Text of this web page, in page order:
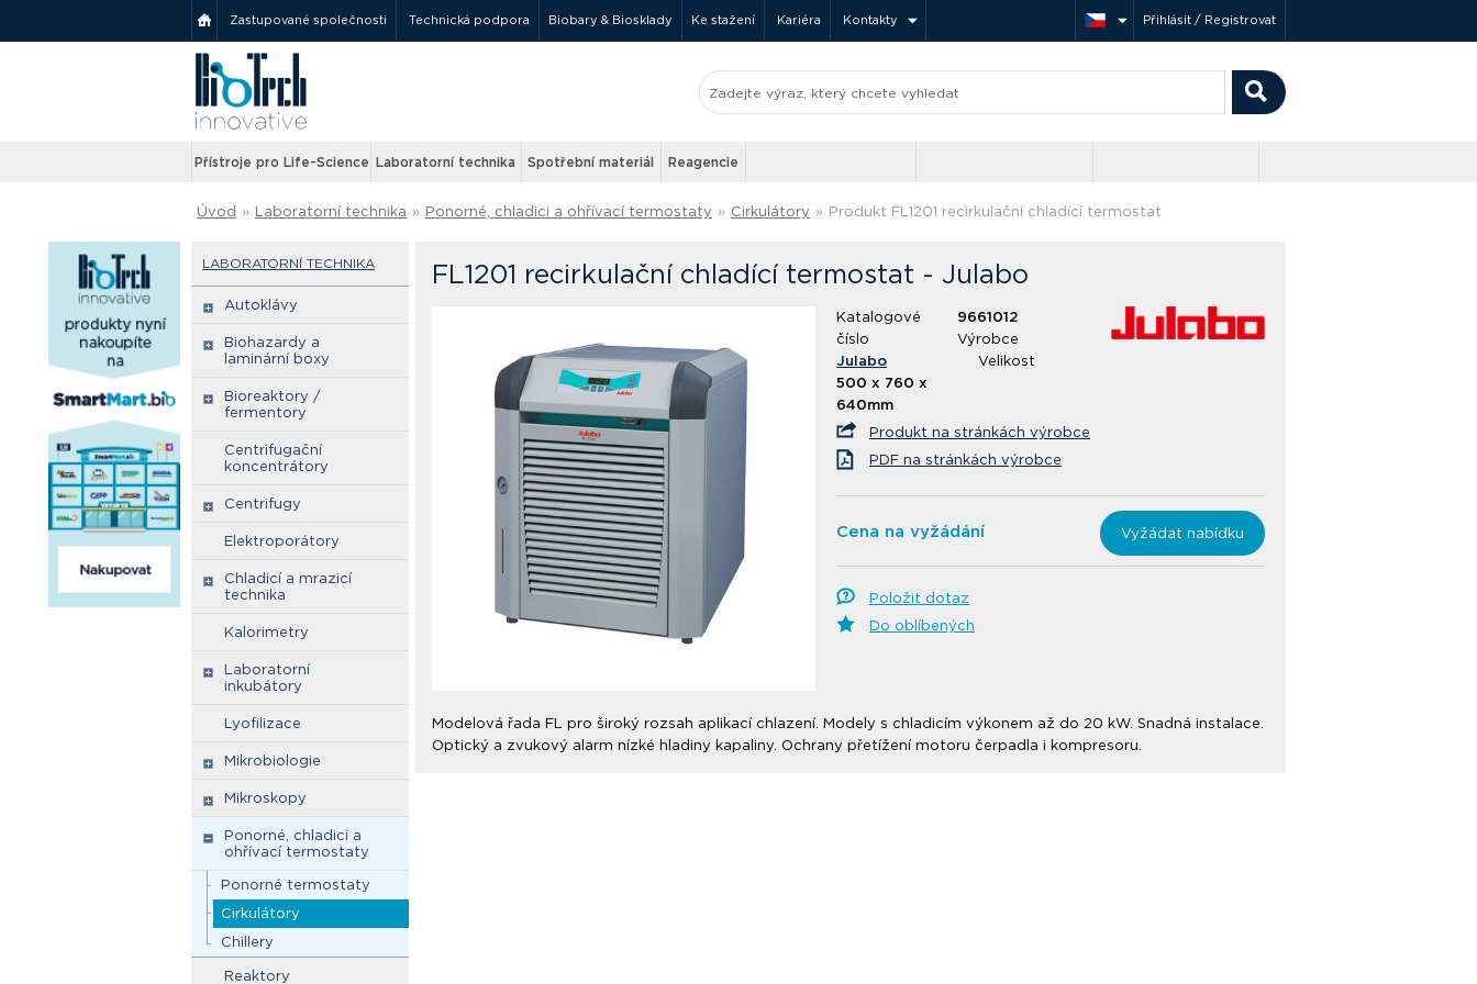
Zastupované společnosti Technická podpora Biobary & Biosklady Ke stažení Kariéra Kontakty Přihlásit / Registrovat
Přístroje pro Life-Science Laboratorní technika Spotřební materiál Reagencie
Úvod » Laboratorní technika » Ponorné, chladici a ohřívací termostaty » Cirkulátory » Produkt FL1201 recirkulační chladící termostat
LABORATORNÍ TECHNIKA
Autoklávy
Biohazardy a
laminární boxy
Bioreaktory /
fermentory
Centrifugační
koncentrátory
Centrifugy
Elektroporátory
Chladicí a mrazicí
technika
Kalorimetry
Laboratorní
inkubátory
Lyofilizace
Mikrobiologie
Mikroskopy
Ponorné, chladici a
ohřívací termostaty
Ponorné termostaty
Cirkulátory
Chillery
Reaktory
FL1201 recirkulační chladící termostat - Julabo
Katalogové
číslo
9661012
Výrobce
Julabo
Velikost
500 x 760 x
640mm
Produkt na stránkách výrobce
PDF na stránkách výrobce
Cena na vyžádání Vyžádat nabídku
Položit dotaz
Do oblíbených
Modelová řada FL pro široký rozsah aplikací chlazení. Modely s chladicím výkonem až do 20 kW. Snadná instalace.
Optický a zvukový alarm nízké hladiny kapaliny. Ochrany přetížení motoru čerpadla i kompresoru.